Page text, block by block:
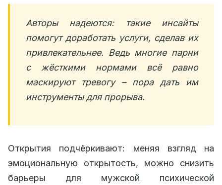
Авторы надеются: такие инсайты
помогут доработать услуги, сделав их
привлекательнее. Ведь многие парни
с жёсткими нормами всё равно
маскируют тревогу – пора дать им
инструменты для прорыва.
Открытия подчёркивают: меняя взгляд на
эмоциональную открытость, можно снизить
барьеры для мужской психической